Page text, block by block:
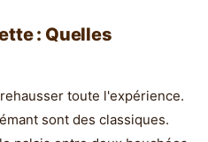
: Quelles
toute l'expérience.
sont des classiques.